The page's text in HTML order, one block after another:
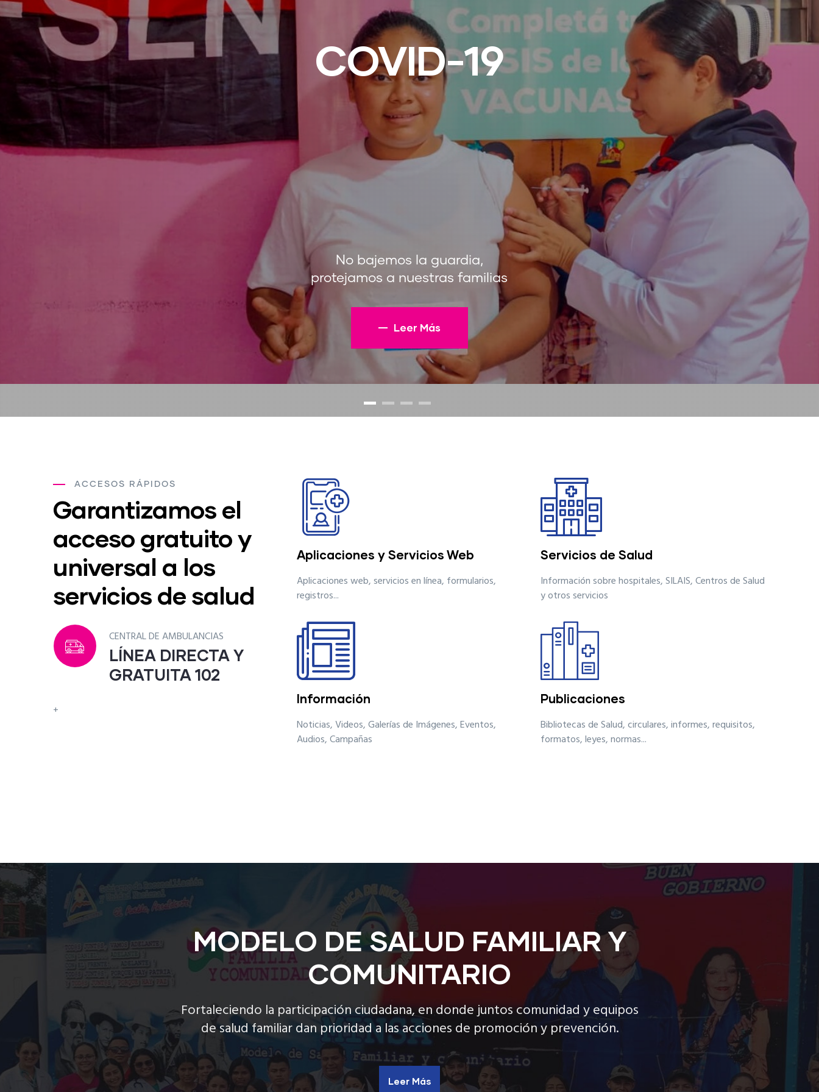
COVID-19
No bajemos la guardia,
protejamos a nuestras familias
Leer Más
ACCESOS RÁPIDOS
Garantizamos el
acceso gratuito y
universal a los
servicios de salud
CENTRO NACIONAL DE COVID-19
LÍNEA DIRECTA Y
GRATUITA 132
CENTRAL DE AMBULANCIAS
LÍNEA DIRECTA Y
GRATUITA 102
CENTRO NACIONAL DE COVID-19
LÍNEA DIRECTA Y
GRATUITA 132
+
Aplicaciones y Servicios Web
Aplicaciones web, servicios en línea, formularios,
registros...
Servicios de Salud
Información sobre hospitales, SILAIS, Centros de Salud
y otros servicios
Información
Noticias, Videos, Galerías de Imágenes, Eventos,
Audios, Campañas
Publicaciones
Bibliotecas de Salud, circulares, informes, requisitos,
formatos, leyes, normas...
MODELO DE SALUD FAMILIAR Y
COMUNITARIO
Fortaleciendo la participación ciudadana, en donde juntos comunidad y equipos
de salud familiar dan prioridad a las acciones de promoción y prevención.
Leer Más